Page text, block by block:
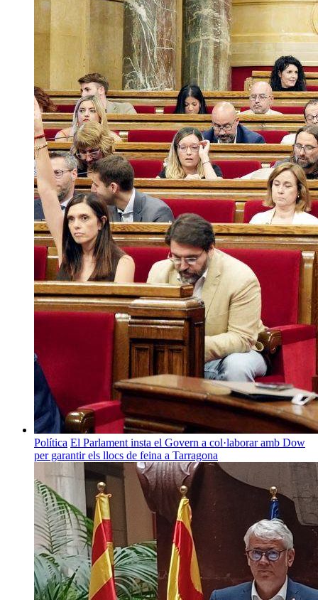
Política El Parlament insta el Govern a col·laborar amb Dow
per garantir els llocs de feina a Tarragona